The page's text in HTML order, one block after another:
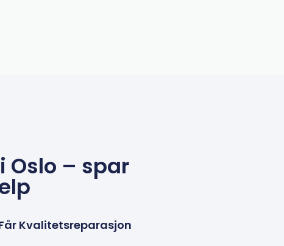
Oslo – spar
Kvalitetsreparasjon